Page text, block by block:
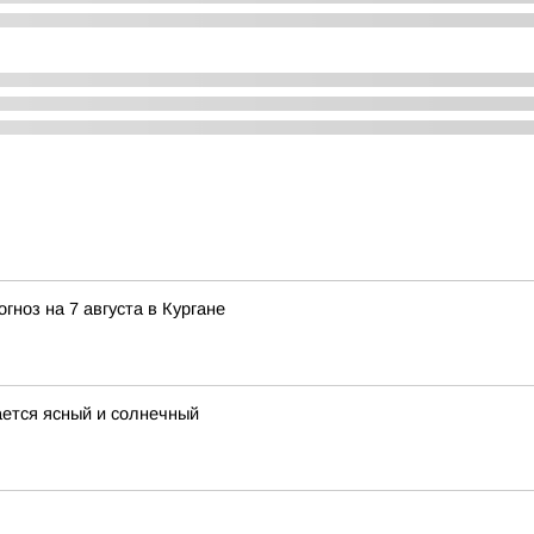
на 7 августа в Кургане
ясный и солнечный